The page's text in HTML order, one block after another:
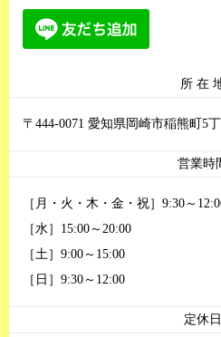
所 在
〒444-0071 愛知県岡崎市稲熊町5
営業時
［月・火・木・金・祝］9:30～
［水］15:00～20:00
［土］9:00～15:00
［日］9:30～12:00
定休日